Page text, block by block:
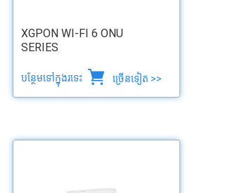
XGPON WI-FI 6 ONU
SERIES
បន្ថែមទៅក្នុងរទេះ ច្រើនទៀត >>